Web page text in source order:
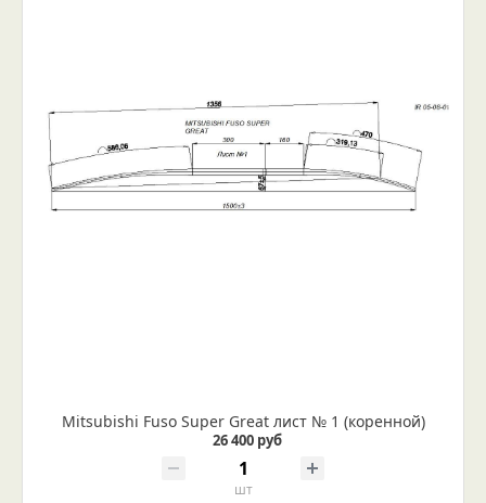
Mitsubishi Fuso Super Great лист № 1 (коренной)
26 400 руб
шт